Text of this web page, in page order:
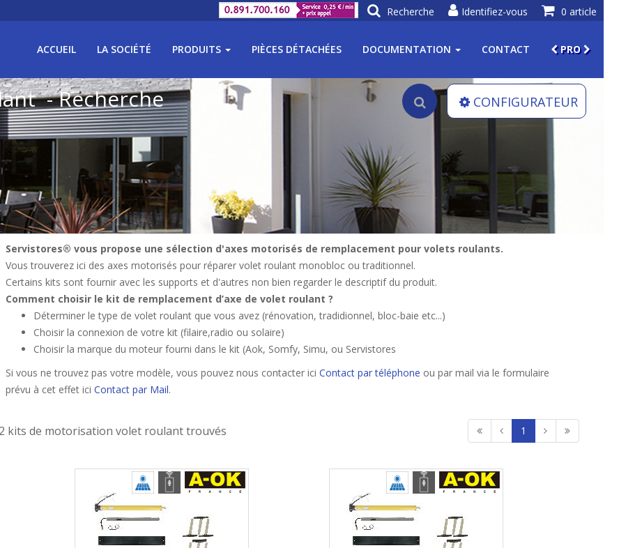
0 article
Identifiez-vous
Recherche
ACCUEIL LA SOCIÉTÉ PRODUITS PIÈCES DÉTACHÉES DOCUMENTATION CONTACT PRO
- Recherche CONFIGURATEUR
Servistores® vous propose une sélection d'axes motorisés de remplacement pour volets roulants.
Vous trouverez ici des axes motorisés pour réparer volet roulant monobloc ou traditionnel.
Certains kits sont fournir avec les supports et d'autres non bien regarder le descriptif du produit.
Comment choisir le kit de remplacement d’axe de volet roulant ?
Déterminer le type de volet roulant que vous avez (rénovation, tradidionnel, bloc-baie etc...)
Choisir la connexion de votre kit (filaire,radio ou solaire)
Choisir la marque du moteur fourni dans le kit (Aok, Somfy, Simu, ou Servistores
Si vous ne trouvez pas votre modèle, vous pouvez nous contacter ici Contact par téléphone ou par mail via le formulaire
prévu à cet effet ici Contact par Mail.
2 kits de motorisation volet roulant trouvés 1